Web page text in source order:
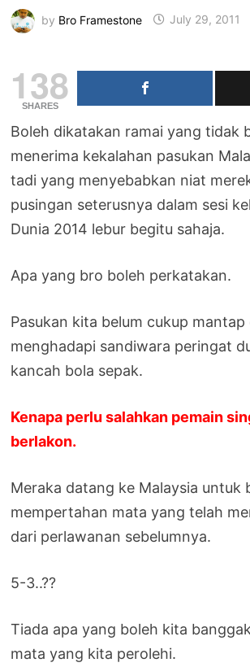
by Bro Framestone July 29, 2011
138
SHARES
Boleh dikatakan ramai yang tidak
menerima kekalahan pasukan
tadi yang menyebabkan niat
pusingan seterusnya dalam sesi
Dunia 2014 lebur begitu sahaja.
Apa yang bro boleh perkatakan.
Pasukan kita belum cukup mantap
menghadapi sandiwara peringat
kancah bola sepak.
Kenapa perlu salahkan pemain
berlakon.
Meraka datang ke Malaysia untuk
mempertahan mata yang telah
dari perlawanan sebelumnya.
5-3..??
Tiada apa yang boleh kita
mata yang kita perolehi.